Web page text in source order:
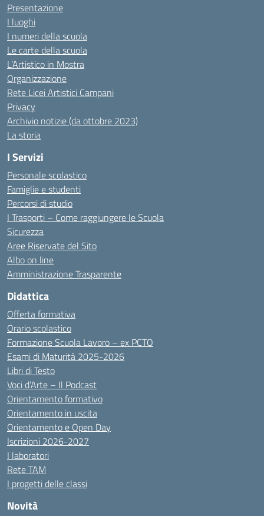
Presentazione
I luoghi
I numeri della scuola
Le carte della scuola
L’Artistico in Mostra
Organizzazione
Rete Licei Artistici Campani
Privacy
Archivio notizie (da ottobre 2023)
La storia
I Servizi
Personale scolastico
Famiglie e studenti
Percorsi di studio
I Trasporti – Come raggiungere le Scuola
Sicurezza
Aree Riservate del Sito
Albo on line
Amministrazione Trasparente
Didattica
Offerta formativa
Orario scolastico
Formazione Scuola Lavoro – ex PCTO
Esami di Maturità 2025-2026
Libri di Testo
Voci d’Arte – Il Podcast
Orientamento formativo
Orientamento in uscita
Orientamento e Open Day
Iscrizioni 2026-2027
I laboratori
Rete TAM
I progetti delle classi
Novità